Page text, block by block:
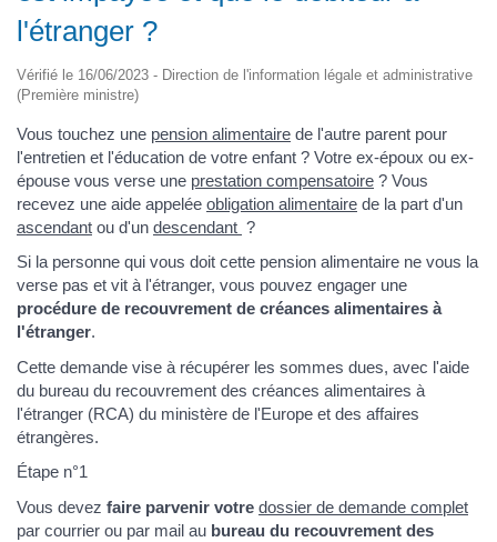
l'étranger ?
Vérifié le 16/06/2023 - Direction de l'information légale et administrative
(Première ministre)
Vous touchez une pension alimentaire de l'autre parent pour
l'entretien et l'éducation de votre enfant ? Votre ex-époux ou ex-
épouse vous verse une prestation compensatoire ? Vous
recevez une aide appelée obligation alimentaire de la part d'un
ascendant ou d'un descendant ?
Si la personne qui vous doit cette pension alimentaire ne vous la
verse pas et vit à l'étranger, vous pouvez engager une
procédure de recouvrement de créances alimentaires à
l'étranger.
Cette demande vise à récupérer les sommes dues, avec l'aide
du bureau du recouvrement des créances alimentaires à
l'étranger (RCA) du ministère de l'Europe et des affaires
étrangères.
Étape n°1
Vous devez faire parvenir votre dossier de demande complet
par courrier ou par mail au bureau du recouvrement des